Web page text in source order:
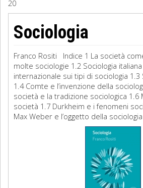
Filosofia
Storia
Matematica
Diritto
20
Sociologia
Franco Rositi Indice 1 La società
molte sociologie 1.2 Sociologia
internazionale sui tipi di sociologia 1.3
1.4 Comte e l’invenzione della
società e la tradizione sociologica 1.6
società 1.7 Durkheim e i fenomeni
Max Weber e l’oggetto della